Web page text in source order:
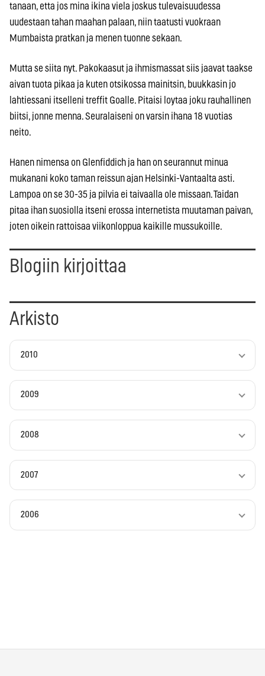
tanaan, etta jos mina ikina viela joskus tulevaisuudessa
uudestaan tahan maahan palaan, niin taatusti vuokraan
Mumbaista pratkan ja menen tuonne sekaan.
Mutta se siita nyt. Pakokaasut ja ihmismassat siis jaavat taakse
aivan tuota pikaa ja kuten otsikossa mainitsin, buukkasin jo
lahtiessani itselleni treffit Goalle. Pitaisi loytaa joku rauhallinen
biitsi, jonne menna. Seuralaiseni on varsin ihana 18 vuotias
neito.
Hanen nimensa on Glenfiddich ja han on seurannut minua
mukanani koko taman reissun ajan Helsinki-Vantaalta asti.
Lampoa on se 30-35 ja pilvia ei taivaalla ole missaan. Taidan
pitaa ihan suosiolla itseni erossa internetista muutaman paivan,
joten oikein rattoisaa viikonloppua kaikille mussukoille.
Blogiin kirjoittaa
Arkisto
2010
2009
2008
2007
2006